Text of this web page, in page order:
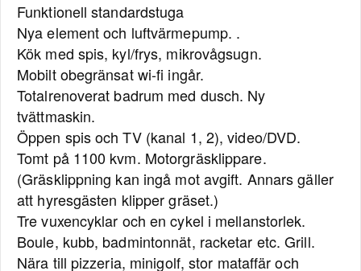
Funktionell standardstuga
Nya element och luftvärmepump. .
Kök med spis, kyl/frys, mikrovågsugn.
Mobilt obegränsat wi-fi ingår.
Totalrenoverat badrum med dusch. Ny
tvättmaskin.
Öppen spis och TV (kanal 1, 2), video/DVD.
Tomt på 1100 kvm. Motorgräsklippare.
(Gräsklippning kan ingå mot avgift. Annars gäller
att hyresgästen klipper gräset.)
Tre vuxencyklar och en cykel i mellanstorlek.
Boule, kubb, badmintonnät, racketar etc. Grill.
Nära till pizzeria, minigolf, stor mataffär och